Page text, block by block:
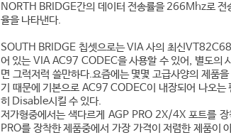
NORTH BRIDGE간의 데이터 전송률을 266Mhz로
율을 나타낸다.
SOUTH BRIDGE 칩셋으로는 VIA 사의 최신
어 있는 VIA AC97 CODEC을 사용할 수 있어, 별도의
면 그럭저럭 쓸만하다.요즘에는 몇몇 고급사양의 제
기 때문에 기본으로 AC97 CODEC이 내장되어 나오는
히 Disable시킬 수 있다.
저가형중에서는 색다르게 AGP PRO 2X/4X 포트를
PRO를 장착한 제품중에서 가장 가격이 저렴한 제품이